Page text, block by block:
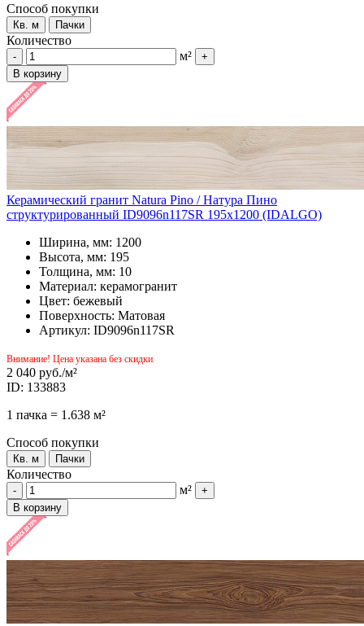
Способ покупки
Кв. м Пачки
Количество
- м²
+
В корзину
Керамический гранит Natura Pino / Натура Пино
структурированный ID9096n117SR 195x1200 (IDALGO)
Ширина, мм: 1200
Высота, мм: 195
Толщина, мм: 10
Материал: керамогранит
Цвет: бежевый
Поверхность: Матовая
Артикул: ID9096n117SR
Внимание! Цена указана без скидки
2 040 руб./м²
ID: 133883
1 пачка = 1.638 м²
Способ покупки
Кв. м Пачки
Количество
- м²
+
В корзину